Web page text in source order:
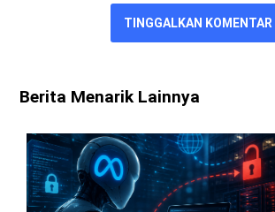
TINGGALKAN KOMENTAR
Berita Menarik Lainnya